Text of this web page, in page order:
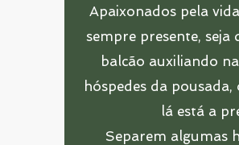
Apaixonados pela
sempre presente,
balcão auxiliando
hóspedes da
lá está a
Separem algumas